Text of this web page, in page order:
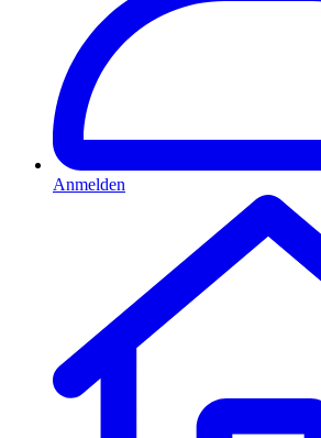
Anmelden